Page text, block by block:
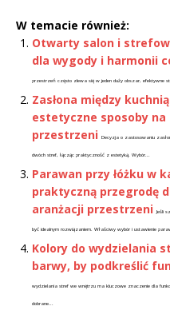
W temacie również:
Otwarty salon i
dla wygody i harmonii
przestrzeń często zlewa się w jeden duży obszar, efektywne
Zasłona między
estetyczne sposoby na
przestrzeni
Decyzja o zastosowaniu
dwóch stref, łącząc praktyczność z estetyką. Wybór...
Parawan przy łóżku w
praktyczną przegrodę
aranżacji przestrzeni
Jeśli
być idealnym rozwiązaniem. Właściwy wybór i ustawienie
Kolory do wydzielania
barwy, by podkreślić
wydzielania stref we wnętrzu ma kluczowe znaczenie dla
dobrane...